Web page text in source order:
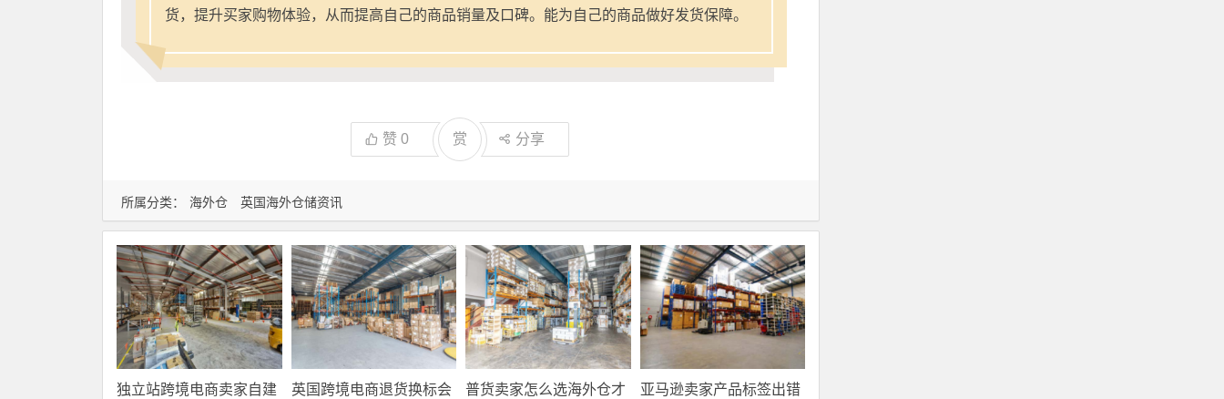
所属分类： 海外仓 英国海外仓储资讯
货，提升买家购物体验，从而提高自己的商品销量及口碑。能为自己的商品做好发货保障。
赞 0 赏 分享
独立站跨境电商卖家自建
英国跨境电商退货换标会
普货卖家怎么选海外仓才
亚马逊卖家产品标签出错